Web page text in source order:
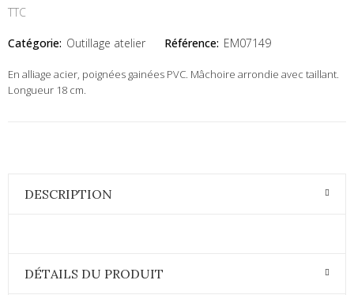
TTC
Catégorie: Outillage atelier Référence: EM07149
En alliage acier, poignées gainées PVC. Mâchoire arrondie avec taillant.
Longueur 18 cm.
DESCRIPTION
DÉTAILS DU PRODUIT